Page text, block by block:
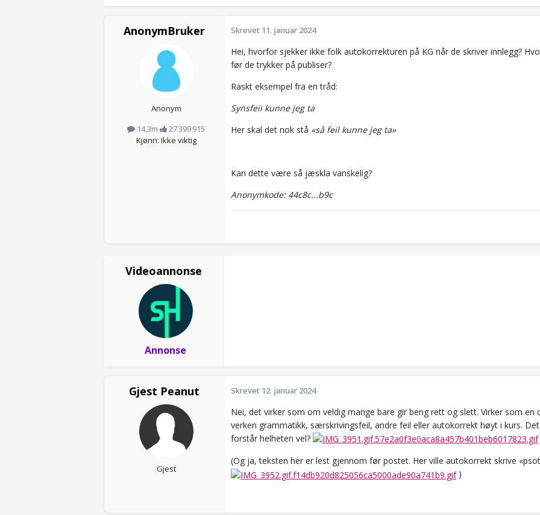
AnonymBruker
Anonym
14,3m
27 399 915
Kjønn: Ikke viktig
Skrevet 11. januar 2024
Hei, hvorfor sjekker ikke folk autokorrekturen på KG når de skriver innlegg?
før de trykker på publiser?
Raskt eksempel fra en tråd:
Synsfeil kunne jeg ta
Her skal det nok stå «så feil kunne jeg ta»
Kan dette være så jæskla vanskelig?
Anonymkode: 44c8c...b9c
Videoannonse
Annonse
Gjest Peanut
Gjest
Skrevet 12. januar 2024
Nei, det virker som om veldig mange bare gir beng rett og slett. Virker som en
verken grammatikk, særskrivingsfeil, andre feil eller autokorrekt høyt i kurs.
forstår helheten vel?
(Og ja, teksten her er lest gjennom før postet. Her ville autokorrekt skrive
)